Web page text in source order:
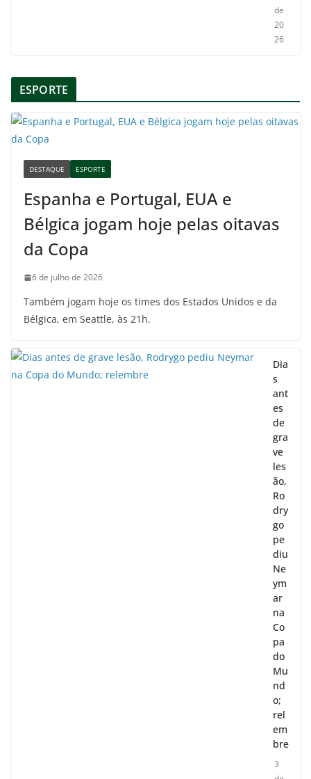
de
20
26
ESPORTE
DESTAQUE ESPORTE
Espanha e Portugal, EUA e
Bélgica jogam hoje pelas oitavas
da Copa
6 de julho de 2026
Também jogam hoje os times dos Estados Unidos e da
Bélgica, em Seattle, às 21h.
Dia
s
ant
es
de
gra
ve
les
ão,
Ro
dry
go
pe
diu
Ne
ym
ar
na
Co
pa
do
Mu
nd
o;
rel
em
bre
3